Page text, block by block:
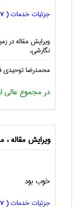
جزئیات خدمات (
ویرایش مقاله در
نگارشی،
محمدرضا توحیدی
در مجموع عالی
ویرایش مقاله ،
خوب بود
جزئیات خدمات (